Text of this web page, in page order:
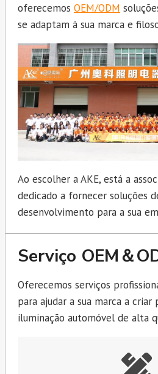
oferecemos OEM/ODM
se adaptam à sua marca e
Ao escolher a AKE, está a
dedicado a fornecer soluções
desenvolvimento para a sua
Serviço OEM＆
Oferecemos serviços
para ajudar a sua marca a criar
iluminação automóvel de alta